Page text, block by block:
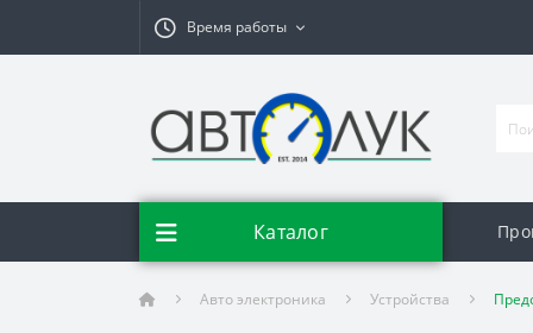
Время работы
Каталог
Авто электроника Устройства